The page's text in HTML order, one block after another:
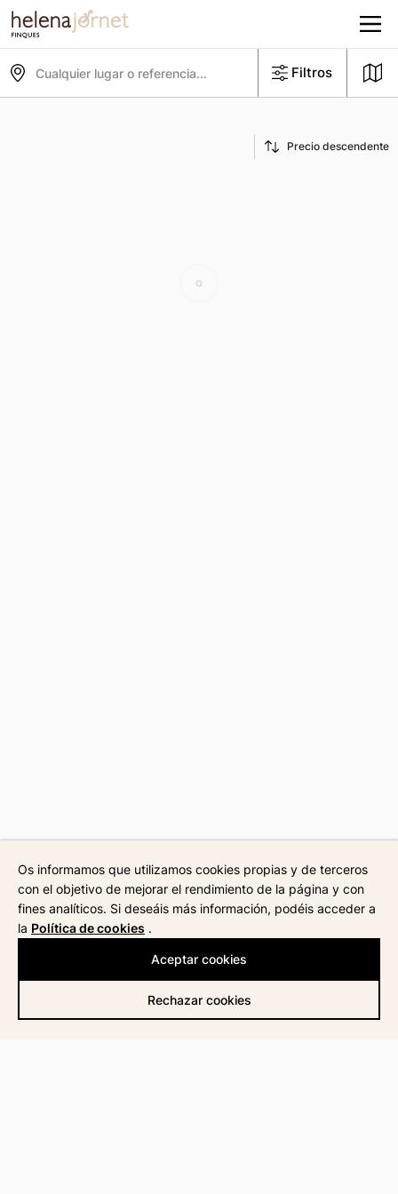
Cualquier lugar o referencia... Filtros
Os informamos que utilizamos cookies propias y de terceros
con el objetivo de mejorar el rendimiento de la página y con
fines analíticos. Si deseáis más información, podéis acceder a
la Política de cookies .
Aceptar cookies
Rechazar cookies